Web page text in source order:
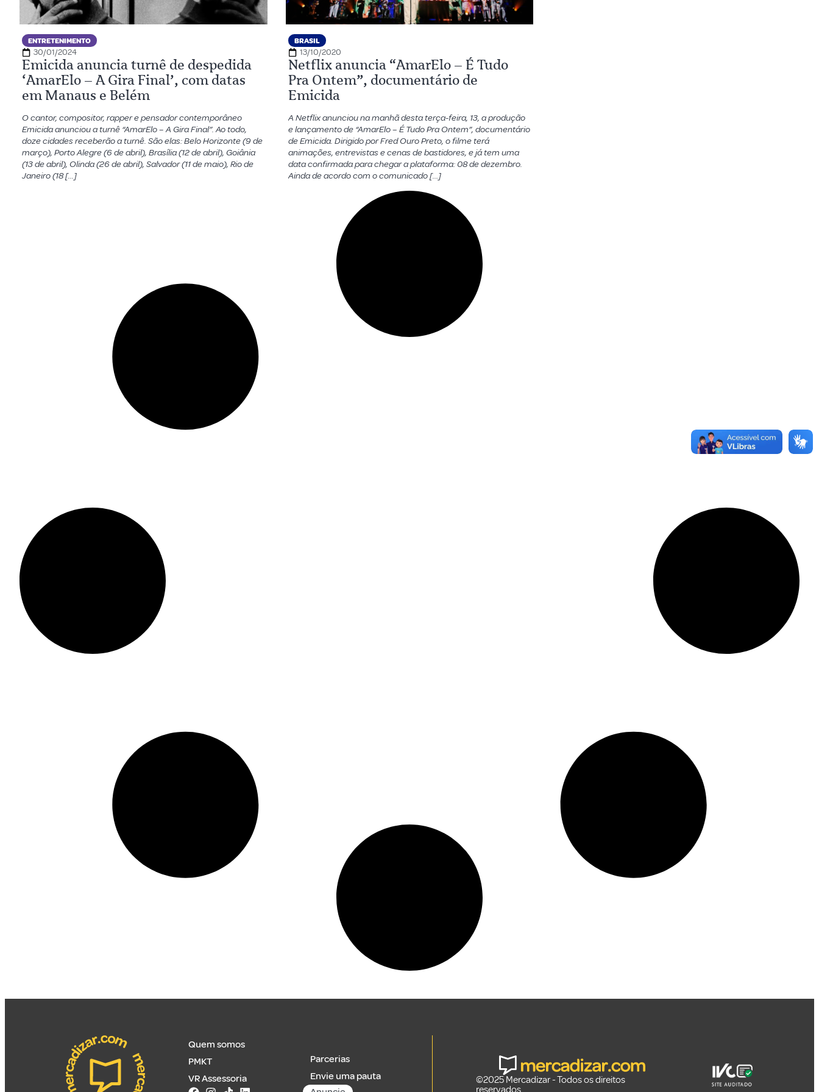
ENTRETENIMENTO
30/01/2024
Emicida anuncia turnê de despedida
‘AmarElo – A Gira Final’, com datas
em Manaus e Belém
O cantor, compositor, rapper e pensador contemporâneo
Emicida anunciou a turnê “AmarElo – A Gira Final”. Ao todo,
doze cidades receberão a turnê. São elas: Belo Horizonte (9 de
março), Porto Alegre (6 de abril), Brasília (12 de abril), Goiânia
(13 de abril), Olinda (26 de abril), Salvador (11 de maio), Rio de
Janeiro (18 […]
BRASIL
13/10/2020
Netflix anuncia “AmarElo – É Tudo
Pra Ontem”, documentário de
Emicida
A Netflix anunciou na manhã desta terça-feira, 13, a produção
e lançamento de “AmarElo – É Tudo Pra Ontem”, documentário
de Emicida. Dirigido por Fred Ouro Preto, o filme terá
animações, entrevistas e cenas de bastidores, e já tem uma
data confirmada para chegar a plataforma: 08 de dezembro.
Ainda de acordo com o comunicado […]
Quem somos
PMKT
VR Assessoria
Parcerias
Envie uma pauta
©2025 Mercadizar - Todos os direitos